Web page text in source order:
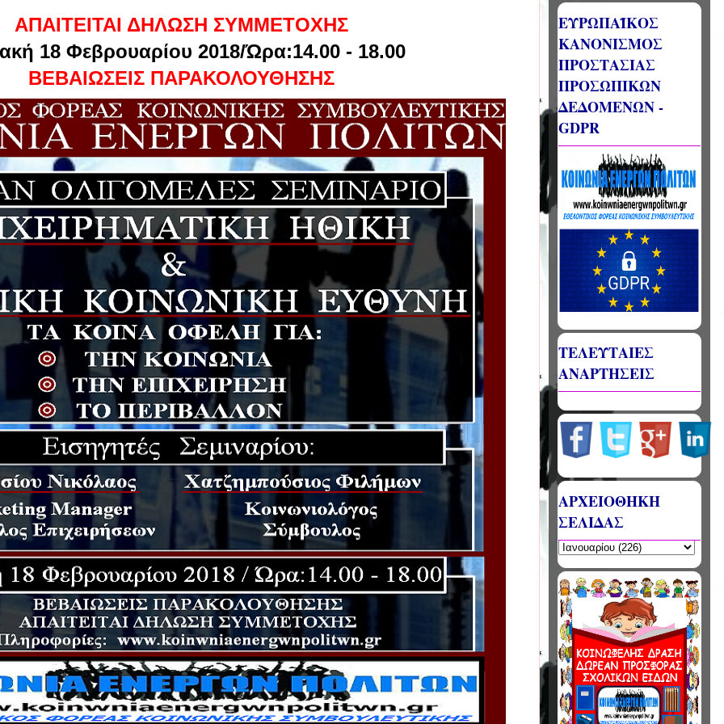
ΑΠΑΙΤΕΙΤΑΙ ΔΗΛΩΣΗ ΣΥΜΜΕΤΟΧΗΣ
18 Φεβρουαρίου 2018/Ώρα:14.00 - 18.00
ΒΕΒΑΙΩΣΕΙΣ ΠΑΡΑΚΟΛΟΥΘΗΣΗΣ
ΕΥΡΩΠΑΪΚΟΣ
ΚΑΝΟΝΙΣΜΟΣ
ΠΡΟΣΤΑΣΙΑΣ
ΠΡΟΣΩΠΙΚΩΝ
ΔΕΔΟΜΕΝΩΝ -
GDPR
ΤΕΛΕΥΤΑΙΕΣ
ΑΝΑΡΤΗΣΕΙΣ
ΑΡΧΕΙΟΘΗΚΗ
ΣΕΛΙΔΑΣ